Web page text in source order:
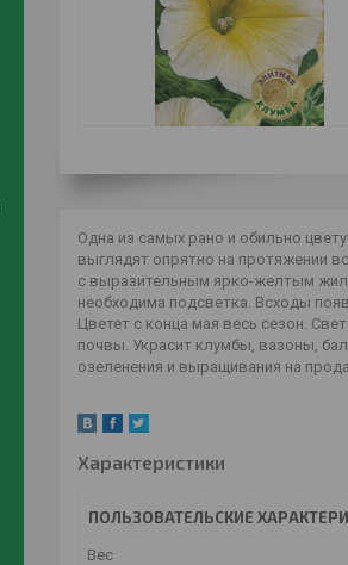
Одна из самых рано и обильно
выглядят опрятно на протяжении
с выразительным ярко-желтым
необходима подсветка. Всходы
Цветет с конца мая весь сезон.
почвы. Украсит клумбы, вазоны,
озеленения и выращивания на
Характеристики
ПОЛЬЗОВАТЕЛЬСКИЕ
Вес